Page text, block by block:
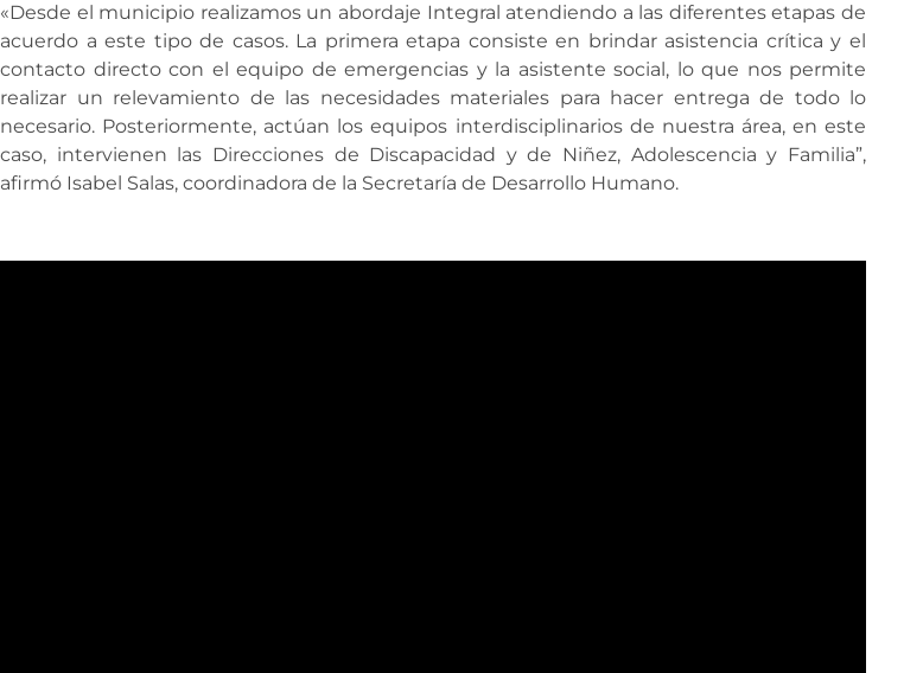
«Desde el municipio realizamos un abordaje Integral atendiendo a las diferentes etapas de
acuerdo a este tipo de casos. La primera etapa consiste en brindar asistencia crítica y el
contacto directo con el equipo de emergencias y la asistente social, lo que nos permite
realizar un relevamiento de las necesidades materiales para hacer entrega de todo lo
necesario. Posteriormente, actúan los equipos interdisciplinarios de nuestra área, en este
caso, intervienen las Direcciones de Discapacidad y de Niñez, Adolescencia y Familia”,
afirmó Isabel Salas, coordinadora de la Secretaría de Desarrollo Humano.